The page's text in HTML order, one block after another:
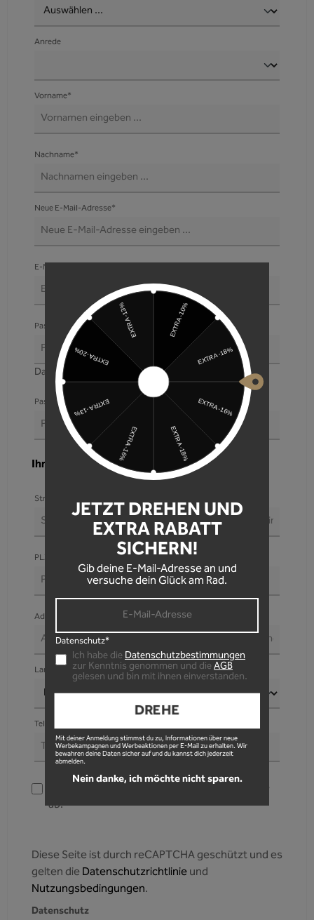
Anrede
Vorname*
Nachname*
Neue E-Mail-Adresse*
E-Mail-Adressen-Bestätigung*
Passwort*
Das Passwort muss mindestens 8 Zeichen lang sein.
Passwort-Bestätigung*
Ihre Adresse
Straße und Hausnummer bzw. Packstation ("Packstation XXX")*
PLZ Ort*
Adresszusatz / Postnummer für Packstation
Land*
Telefonnummer
Lieferadresse weicht von Rechnungsadresse
ab.
Diese Seite ist durch reCAPTCHA geschützt und es
gelten dieDatenschutzrichtlinieund
Nutzungsbedingungen.
Datenschutz
JETZT DREHEN UND
EXTRA RABATT
SICHERN!
Gib deine E-Mail-Adresse an und
versuche dein Glück am Rad.
Datenschutz*
Ich habe die Datenschutzbestimmungen
zur Kenntnis genommen und die AGB
gelesen und bin mit ihnen einverstanden.
DREHE
Mit deiner Anmeldung stimmst du zu, Informationen über neue
Werbekampagnen und Werbeaktionen per E-Mail zu erhalten. Wir
bewahren deine Daten sicher auf und du kannst dich jederzeit
abmelden.
Nein danke, ich möchte nicht sparen.